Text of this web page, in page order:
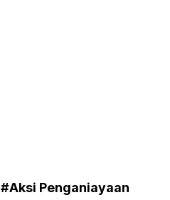
#Aksi Penganiayaan